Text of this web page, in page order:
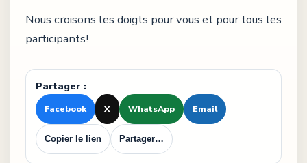
Nous croisons les doigts pour vous et pour tous les
participants!
Partager :
Facebook X WhatsApp Email
Copier le lien Partager…